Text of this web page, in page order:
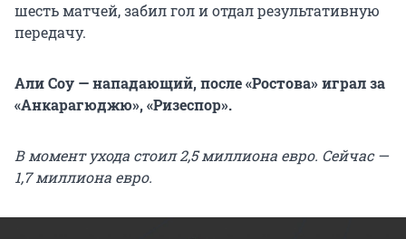
шесть матчей, забил гол и отдал результативную
передачу.
Али Соу — нападающий, после «Ростова» играл за
«Анкарагюджю», «Ризеспор».
В момент ухода стоил 2,5 миллиона евро. Сейчас —
1,7 миллиона евро.